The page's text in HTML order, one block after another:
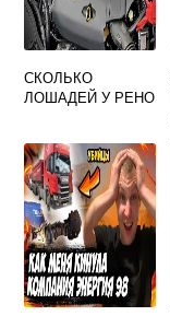
СКОЛЬКО
ЛОШАДЕЙ У РЕНО